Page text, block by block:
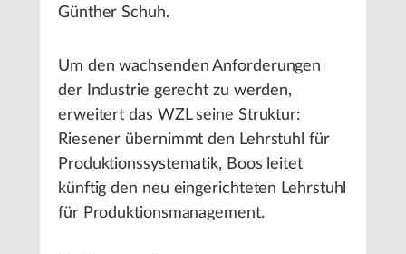
Günther Schuh.
Um den wachsenden Anforderungen
der Industrie gerecht zu werden,
erweitert das WZL seine Struktur:
Riesener übernimmt den Lehrstuhl für
Produktionssystematik, Boos leitet
künftig den neu eingerichteten Lehrstuhl
für Produktionsmanagement.